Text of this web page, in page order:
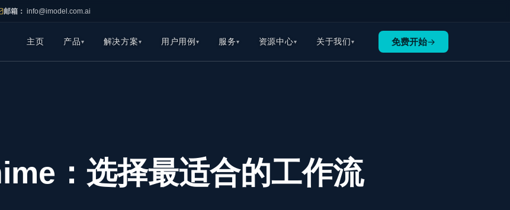
邮箱： info@imodel.com.ai
主页 产品 解决方案 用户用例 服务 资源中心 关于我们 免费开始→
：选择最适合的工作流